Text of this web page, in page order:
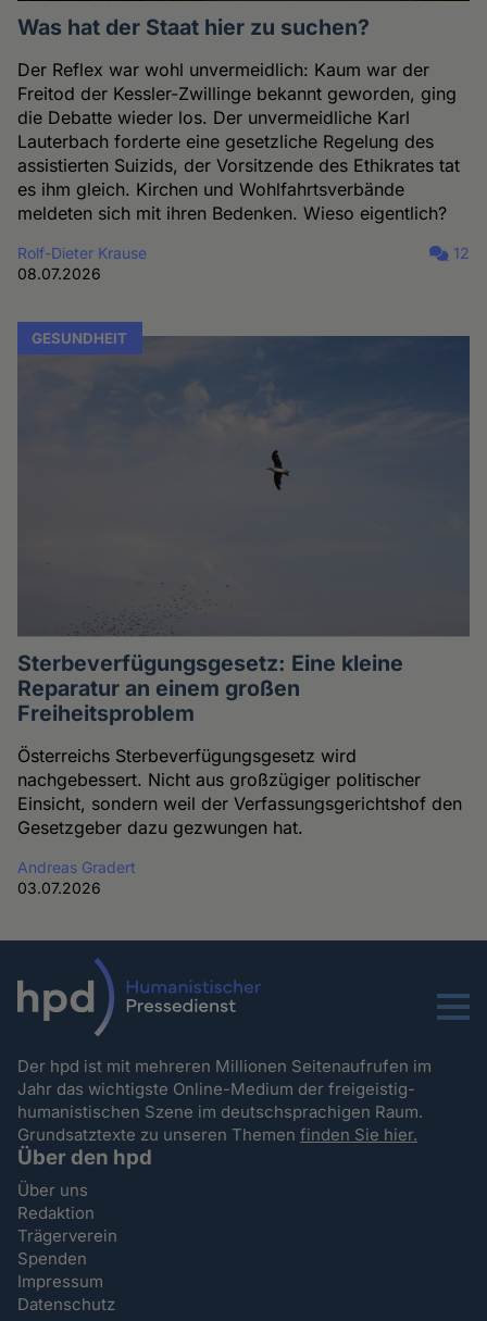
Was hat der Staat hier zu suchen?
Der Reflex war wohl unvermeidlich: Kaum war der
Freitod der Kessler-Zwillinge bekannt geworden, ging
die Debatte wieder los. Der unvermeidliche Karl
Lauterbach forderte eine gesetzliche Regelung des
assistierten Suizids, der Vorsitzende des Ethikrates tat
es ihm gleich. Kirchen und Wohlfahrtsverbände
meldeten sich mit ihren Bedenken. Wieso eigentlich?
Rolf-Dieter Krause
08.07.2026
12
GESUNDHEIT
Sterbeverfügungsgesetz: Eine kleine
Reparatur an einem großen
Freiheitsproblem
Österreichs Sterbeverfügungsgesetz wird
nachgebessert. Nicht aus großzügiger politischer
Einsicht, sondern weil der Verfassungsgerichtshof den
Gesetzgeber dazu gezwungen hat.
Andreas Gradert
03.07.2026
Menu
Der hpd ist mit mehreren Millionen Seitenaufrufen im
Jahr das wichtigste Online-Medium der freigeistig-
humanistischen Szene im deutschsprachigen Raum.
Grundsatztexte zu unseren Themenfinden Sie hier.
Über den hpd
Über uns
Redaktion
Trägerverein
Spenden
Impressum
Datenschutz